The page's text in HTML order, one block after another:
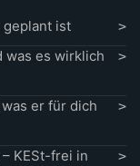
geplant ist
was es wirklich
er für dich
KESt-frei in